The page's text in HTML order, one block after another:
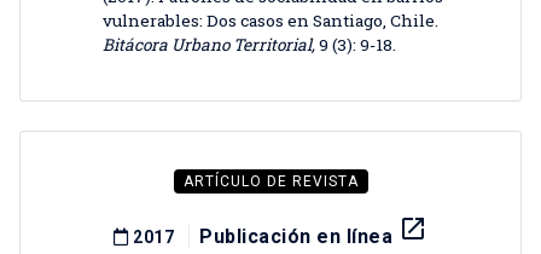
vulnerables: Dos casos en Santiago, Chile.
Bitácora Urbano Territorial,9 (3): 9-18.
ARTÍCULO DE REVISTA
2017 Publicación en línea launch